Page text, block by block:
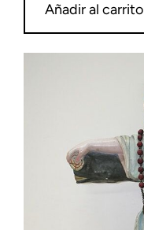
Añadir al carrito